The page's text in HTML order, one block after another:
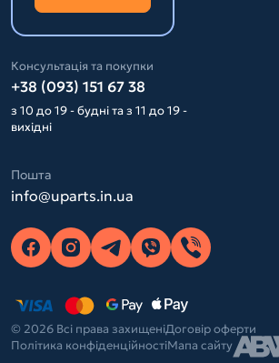
Консультація та покупки
+38 (093) 151 67 38
з 10 до 19 - будні та з 11 до 19 -
вихідні
Пошта
info@uparts.in.ua
© 2026 Всі права захищеніДоговір оферти
Політика конфіденційностіМапа сайту